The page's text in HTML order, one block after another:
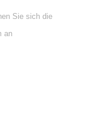
Sie sich die
an